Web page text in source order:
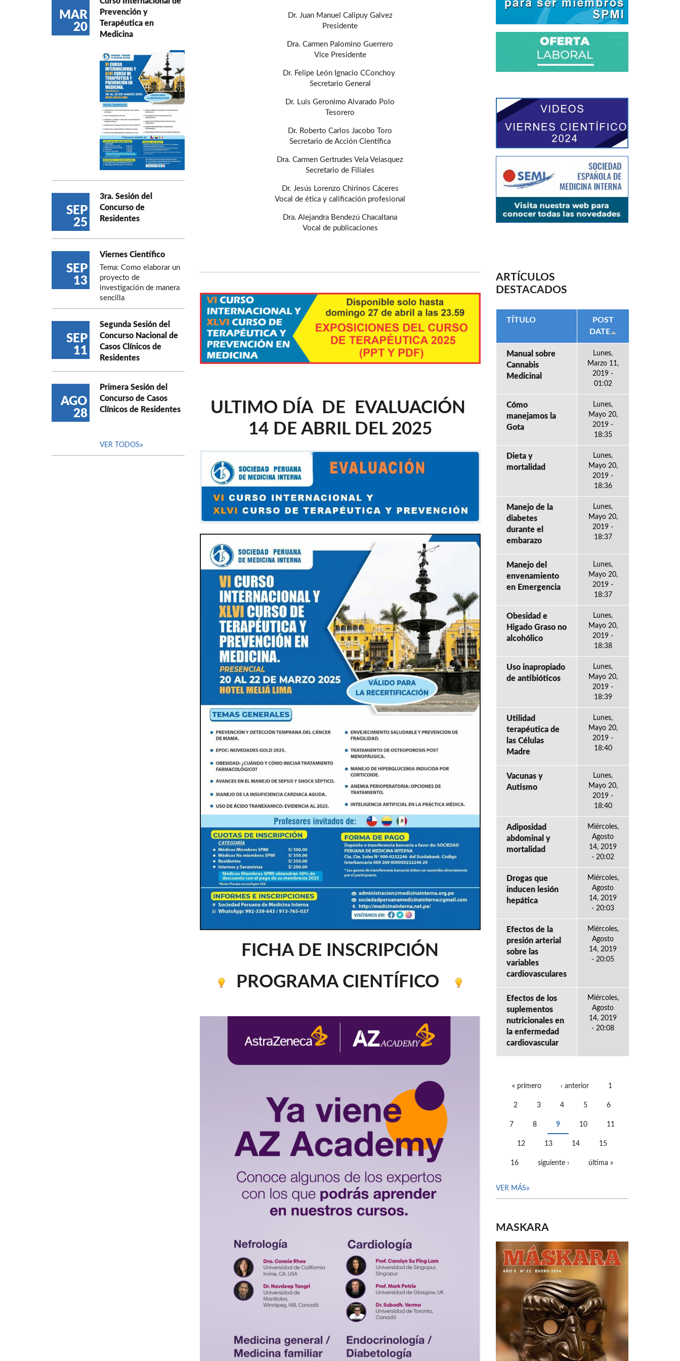
MAR
20
Prevención y
Terapéutica en
Medicina
SEP
25
3ra. Sesión del
Concurso de
Residentes
SEP
13
Viernes Científico
Tema: Como elaborar un
proyecto de
investigación de manera
sencilla
SEP
11
Segunda Sesión del
Concurso Nacional de
Casos Clínicos de
Residentes
AGO
28
Primera Sesión del
Concurso de Casos
Clínicos de Residentes
VER TODOS
Dr. Juan Manuel Calipuy Galvez
Presidente
Dra. Carmen Palomino Guerrero
Vice Presidente
Dr. Felipe León Ignacio CConchoy
Secretario General
Dr. Luis Geronimo Alvarado Polo
Tesorero
Dr. Roberto Carlos Jacobo Toro
Secretario de Acción Científica
Dra. Carmen Gertrudes Vela Velasquez
Secretario de Filiales
Dr. Jesús Lorenzo Chirinos Cáceres
Vocal de ética y calificación profesional
Dra. Alejandra Bendezú Chacaltana
Vocal de publicaciones
ULTIMO DÍA DE EVALUACIÓN
14 DE ABRIL DEL 2025
FICHA DE INSCRIPCIÓN
PROGRAMA CIENTÍFICO
ARTÍCULOS
DESTACADOS
TÍTULO
POST
DATE
Manual sobre
Cannabis
Medicinal
Lunes,
Marzo 11,
2019 -
01:02
Cómo
manejamos la
Gota
Lunes,
Mayo 20,
2019 -
18:35
Dieta y
mortalidad
Lunes,
Mayo 20,
2019 -
18:36
Manejo de la
diabetes
durante el
embarazo
Lunes,
Mayo 20,
2019 -
18:37
Manejo del
envenamiento
en Emergencia
Lunes,
Mayo 20,
2019 -
18:37
Obesidad e
Higado Graso no
alcohólico
Lunes,
Mayo 20,
2019 -
18:38
Uso inapropiado
de antibióticos
Lunes,
Mayo 20,
2019 -
18:39
Utilidad
terapéutica de
las Células
Madre
Lunes,
Mayo 20,
2019 -
18:40
Vacunas y
Autismo
Lunes,
Mayo 20,
2019 -
18:40
Adiposidad
abdominal y
mortalidad
Miércoles,
Agosto
14, 2019
- 20:02
Drogas que
inducen lesión
hepática
Miércoles,
Agosto
14, 2019
- 20:03
Efectos de la
presión arterial
sobre las
variables
cardiovasculares
Miércoles,
Agosto
14, 2019
- 20:05
Efectos de los
suplementos
nutricionales en
la enfermedad
cardiovascular
Miércoles,
Agosto
14, 2019
- 20:08
« primero ‹ anterior 1
2 3 4 5 6
7 8 9 10 11
12 13 14 15
16 siguiente › última »
VER MÁS
MASKARA